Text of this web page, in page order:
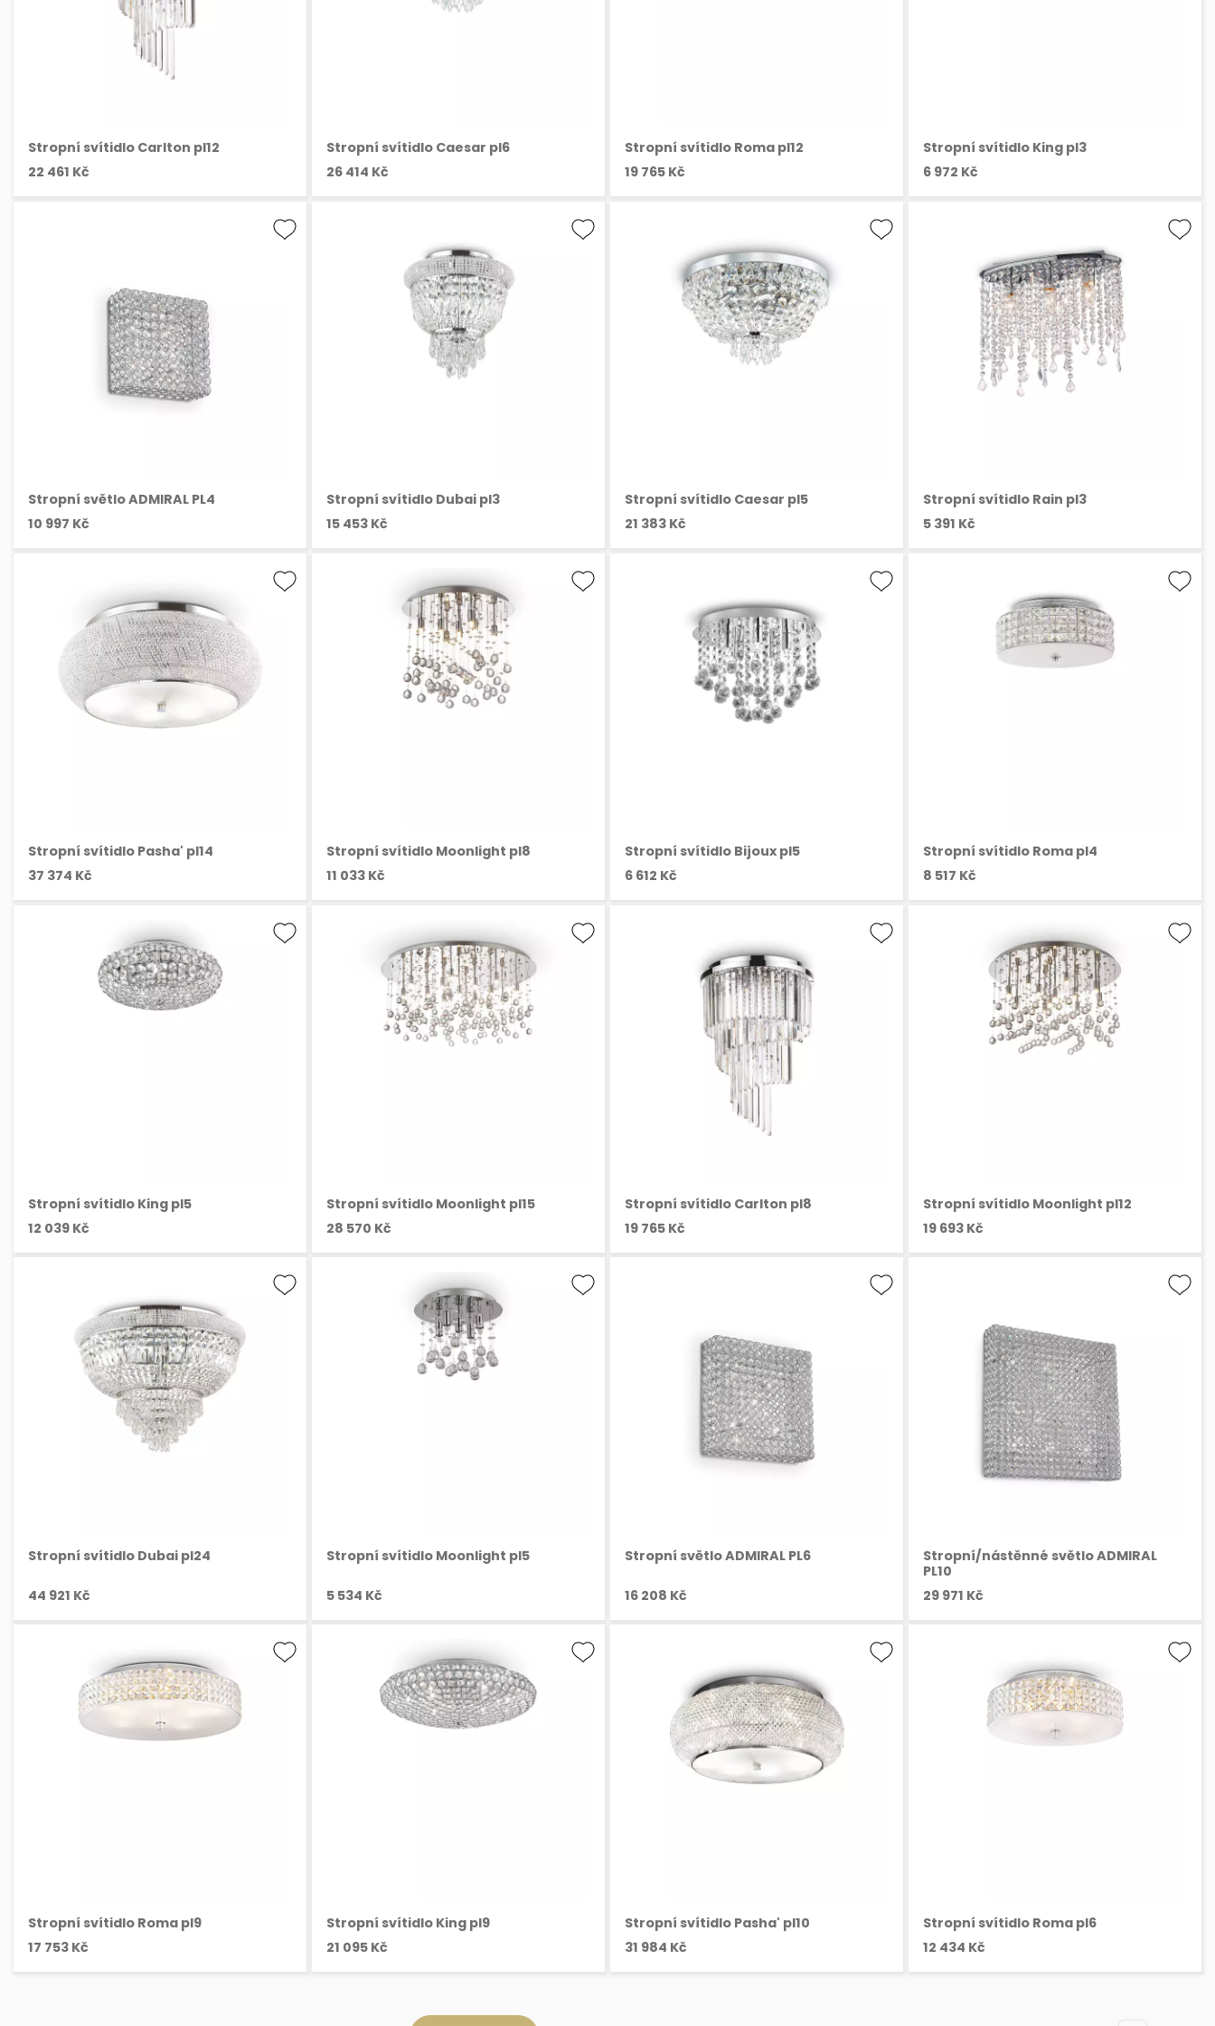
Stropní svítidlo Carlton pl12
22 461 Kč
Stropní svítidlo Caesar pl6
26 414 Kč
Stropní svítidlo Roma pl12
19 765 Kč
Stropní svítidlo King pl3
6 972 Kč
Stropní světlo ADMIRAL PL4
10 997 Kč
Stropní svítidlo Dubai pl3
15 453 Kč
Stropní svítidlo Caesar pl5
21 383 Kč
Stropní svítidlo Rain pl3
5 391 Kč
Stropní svítidlo Pasha' pl14
37 374 Kč
Stropní svítidlo Moonlight pl8
11 033 Kč
Stropní svítidlo Bijoux pl5
6 612 Kč
Stropní svítidlo Roma pl4
8 517 Kč
Stropní svítidlo King pl5
12 039 Kč
Stropní svítidlo Moonlight pl15
28 570 Kč
Stropní svítidlo Carlton pl8
19 765 Kč
Stropní svítidlo Moonlight pl12
19 693 Kč
Stropní svítidlo Dubai pl24
44 921 Kč
Stropní svítidlo Moonlight pl5
5 534 Kč
Stropní světlo ADMIRAL PL6
16 208 Kč
Stropní/nástěnné světlo ADMIRAL
PL10
29 971 Kč
Stropní svítidlo Roma pl9
17 753 Kč
Stropní svítidlo King pl9
21 095 Kč
Stropní svítidlo Pasha' pl10
31 984 Kč
Stropní svítidlo Roma pl6
12 434 Kč